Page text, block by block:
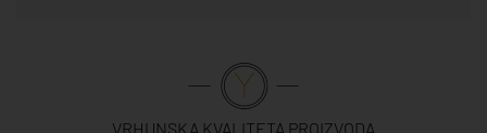
VRHUNSKA KVALITETA PROIZVODA